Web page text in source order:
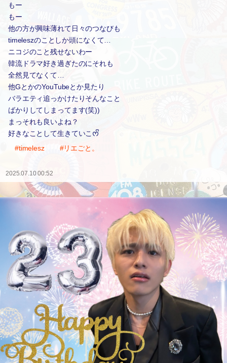
もー
もー
他の方が興味薄れて日々のつなびも
timeleszのことしか頭になくて…
ニコジのこと残せないわー
韓流ドラマ好き過ぎたのにそれも
全然見てなくて…
他GとかのYouTubeとか見たり
バラエティ追っかけたりそんなこと
ばかりしてしまってます(笑))
まっそれも良いよね？
好きなことして生きていこᰔᩚ
#timelesz
#リエごと。
2025.07.10 00:52